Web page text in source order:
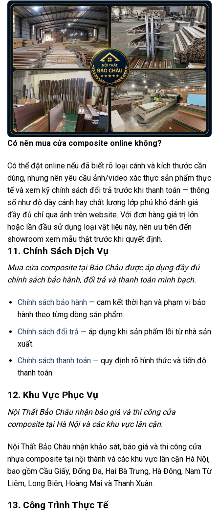
Có nên mua cửa composite online không?
Có thể đặt online nếu đã biết rõ loại cánh và kích thước cần
dùng, nhưng nên yêu cầu ảnh/video xác thực sản phẩm thực
tế và xem kỹ chính sách đổi trả trước khi thanh toán — thông
số như độ dày cánh hay chất lượng lớp phủ khó đánh giá
đầy đủ chỉ qua ảnh trên website. Với đơn hàng giá trị lớn
hoặc lần đầu sử dụng loại vật liệu này, nên ưu tiên đến
showroom xem mẫu thật trước khi quyết định.
11. Chính Sách Dịch Vụ
Mua cửa composite tại Bảo Châu được áp dụng đầy đủ
chính sách bảo hành, đổi trả và thanh toán minh bạch.
Chính sách bảo hành— cam kết thời hạn và phạm vi bảo
hành theo từng dòng sản phẩm.
Chính sách đổi trả — áp dụng khi sản phẩm lỗi từ nhà sản
xuất.
Chính sách thanh toán— quy định rõ hình thức và tiến độ
thanh toán.
12. Khu Vực Phục Vụ
Nội Thất Bảo Châu nhận báo giá và thi công cửa
composite tại Hà Nội và các khu vực lân cận.
Nội Thất Bảo Châu nhận khảo sát, báo giá và thi công cửa
nhựa composite tại nội thành và các khu vực lân cận Hà Nội,
bao gồm Cầu Giấy, Đống Đa, Hai Bà Trưng, Hà Đông, Nam Từ
Liêm, Long Biên, Hoàng Mai và Thanh Xuân.
13. Công Trình Thực Tế